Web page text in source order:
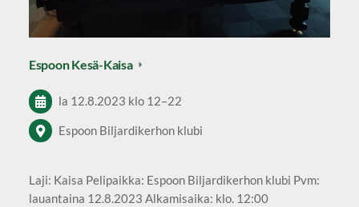
Espoon Kesä-Kaisa
la 12.8.2023 klo 12–22
Espoon Biljardikerhon klubi
Laji: Kaisa Pelipaikka: Espoon Biljardikerhon klubi Pvm:
lauantaina 12.8.2023 Alkamisaika: klo. 12:00